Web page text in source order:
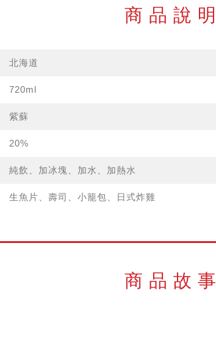
商品說明
北海道
720ml
紫蘇
20%
純飲、加冰塊、加水、加熱水
生魚片、壽司、小籠包、日式炸雞
商品故事